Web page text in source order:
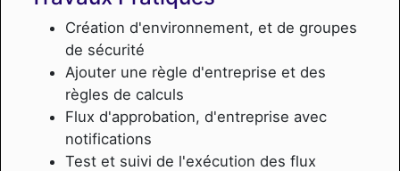
Création d'environnement, et de groupes
de sécurité
Ajouter une règle d'entreprise et des
règles de calculs
Flux d'approbation, d'entreprise avec
notifications
Test et suivi de l'exécution des flux